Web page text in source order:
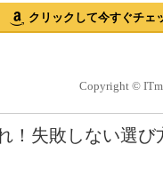
クリックして今すぐチェ
Copyright ©
！失敗しない選び